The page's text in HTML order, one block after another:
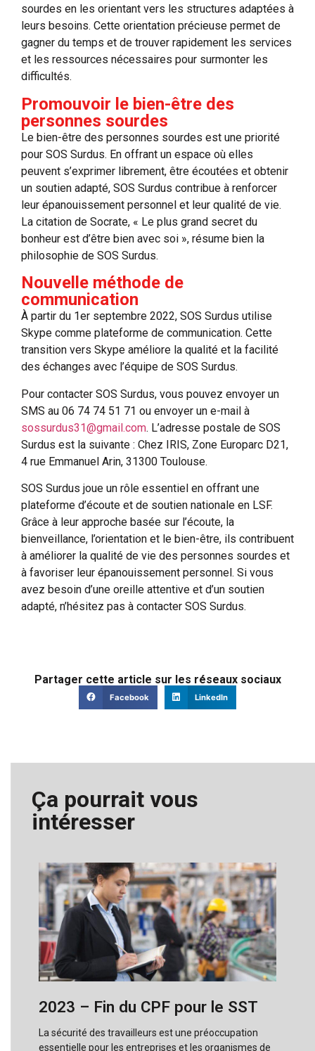
sourdes en les orientant vers les structures adaptées à
leurs besoins. Cette orientation précieuse permet de
gagner du temps et de trouver rapidement les services
et les ressources nécessaires pour surmonter les
difficultés.
Promouvoir le bien-être des
personnes sourdes
Le bien-être des personnes sourdes est une priorité
pour SOS Surdus. En offrant un espace où elles
peuvent s’exprimer librement, être écoutées et obtenir
un soutien adapté, SOS Surdus contribue à renforcer
leur épanouissement personnel et leur qualité de vie.
La citation de Socrate, « Le plus grand secret du
bonheur est d’être bien avec soi », résume bien la
philosophie de SOS Surdus.
Nouvelle méthode de
communication
À partir du 1er septembre 2022, SOS Surdus utilise
Skype comme plateforme de communication. Cette
transition vers Skype améliore la qualité et la facilité
des échanges avec l’équipe de SOS Surdus.
Pour contacter SOS Surdus, vous pouvez envoyer un
SMS au 06 74 74 51 71 ou envoyer un e-mail à
sossurdus31@gmail.com. L’adresse postale de SOS
Surdus est la suivante : Chez IRIS, Zone Europarc D21,
4 rue Emmanuel Arin, 31300 Toulouse.
SOS Surdus joue un rôle essentiel en offrant une
plateforme d’écoute et de soutien nationale en LSF.
Grâce à leur approche basée sur l’écoute, la
bienveillance, l’orientation et le bien-être, ils contribuent
à améliorer la qualité de vie des personnes sourdes et
à favoriser leur épanouissement personnel. Si vous
avez besoin d’une oreille attentive et d’un soutien
adapté, n’hésitez pas à contacter SOS Surdus.
Partager cette article sur les réseaux sociaux
Facebook LinkedIn
Ça pourrait vous
intéresser
2023 – Fin du CPF pour le SST
La sécurité des travailleurs est une préoccupation
essentielle pour les entreprises et les organismes de